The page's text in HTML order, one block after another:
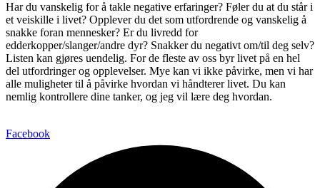
Har du vanskelig for å takle negative erfaringer? Føler du at du står i
et veiskille i livet? Opplever du det som utfordrende og vanskelig å
snakke foran mennesker? Er du livredd for
edderkopper/slanger/andre dyr? Snakker du negativt om/til deg selv?
Listen kan gjøres uendelig. For de fleste av oss byr livet på en hel
del utfordringer og opplevelser. Mye kan vi ikke påvirke, men vi har
alle muligheter til å påvirke hvordan vi håndterer livet. Du kan
nemlig kontrollere dine tanker, og jeg vil lære deg hvordan.
Facebook